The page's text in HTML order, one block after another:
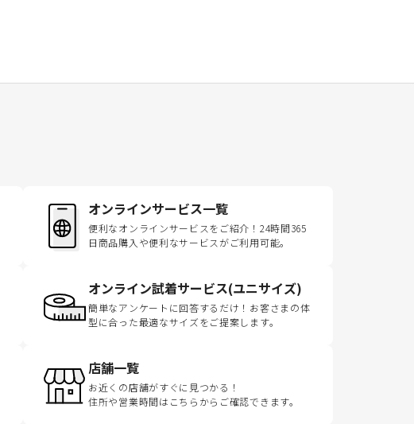
オンラインサービス一覧
便利なオンラインサービスをご紹介！24時間365
日商品購入や便利なサービスがご利用可能。
オンライン試着サービス(ユニサイズ)
簡単なアンケートに回答するだけ！お客さまの体
型に合った最適なサイズをご提案します。
店舗一覧
お近くの店舗がすぐに見つかる！
住所や営業時間はこちらからご確認できます。